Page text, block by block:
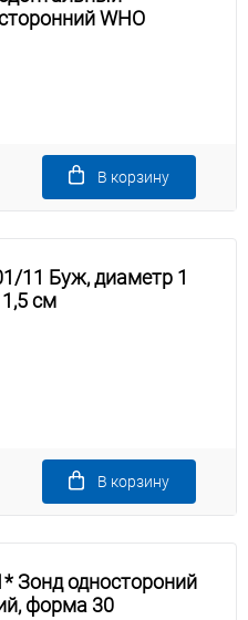
WHO
В корзину
11 Буж, диаметр 1
см
В корзину
Зонд одностороний
форма 30